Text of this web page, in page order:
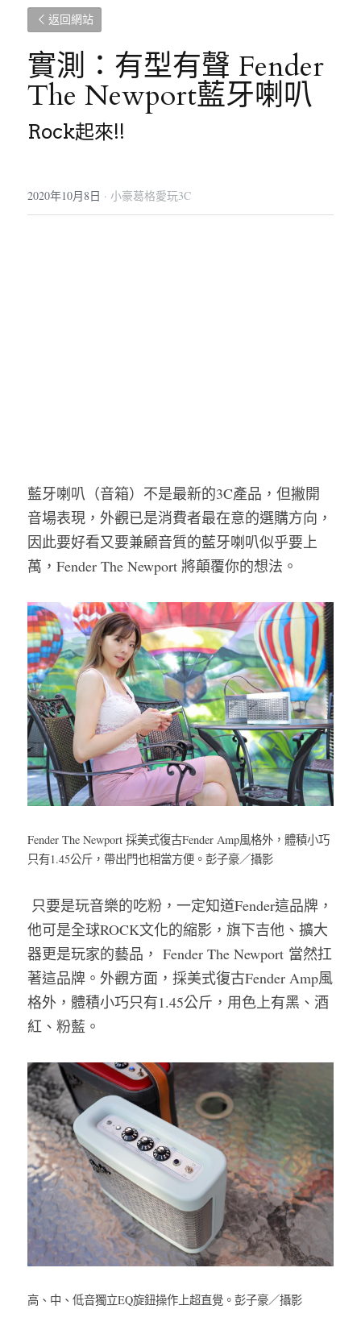
返回網站
實測：有型有聲 Fender
The Newport藍牙喇叭
Rock起來!!
2020年10月8日 · 小豪葛格愛玩3C
藍牙喇叭（音箱）不是最新的3C產品，但撇開
音場表現，外觀已是消費者最在意的選購方向，
因此要好看又要兼顧音質的藍牙喇叭似乎要上
萬，Fender The Newport 將顛覆你的想法。
Fender The Newport 採美式復古Fender Amp風格外，體積小巧
只有1.45公斤，帶出門也相當方便。彭子豪／攝影
他可是全球ROCK文化的縮影，旗下吉他、擴大
器更是玩家的藝品， Fender The Newport 當然扛
著這品牌。外觀方面，採美式復古Fender Amp風
格外，體積小巧只有1.45公斤，用色上有黑、酒
紅、粉藍。
高、中、低音獨立EQ旋鈕操作上超直覺。彭子豪／攝影